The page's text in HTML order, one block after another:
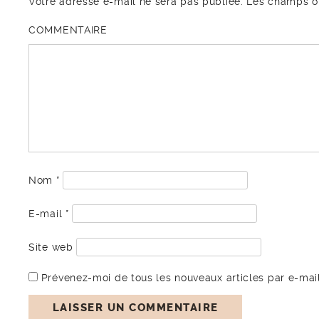
COMMENTAIRE
Nom *
E-mail *
Site web
Prévenez-moi de tous les nouveaux articles par e-mail.